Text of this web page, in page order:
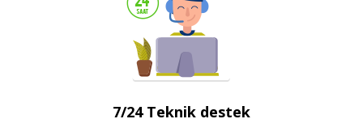
7/24 Teknik destek